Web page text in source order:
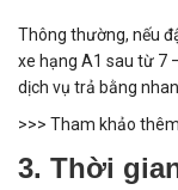
Thông thường, nếu
xe hạng A1 sau từ 7
dịch vụ trả bằng
>>> Tham khảo
3. Thời